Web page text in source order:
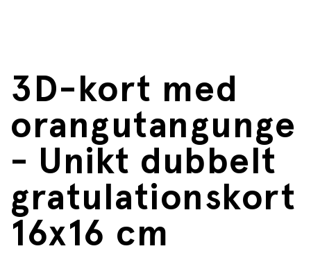
3D-kort med
orangutangunge
- Unikt dubbelt
gratulationskort
16x16 cm